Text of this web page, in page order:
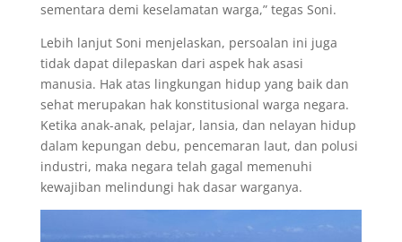
sementara demi keselamatan warga,” tegas Soni.
Lebih lanjut Soni menjelaskan, persoalan ini juga
tidak dapat dilepaskan dari aspek hak asasi
manusia. Hak atas lingkungan hidup yang baik dan
sehat merupakan hak konstitusional warga negara.
Ketika anak-anak, pelajar, lansia, dan nelayan hidup
dalam kepungan debu, pencemaran laut, dan polusi
industri, maka negara telah gagal memenuhi
kewajiban melindungi hak dasar warganya.